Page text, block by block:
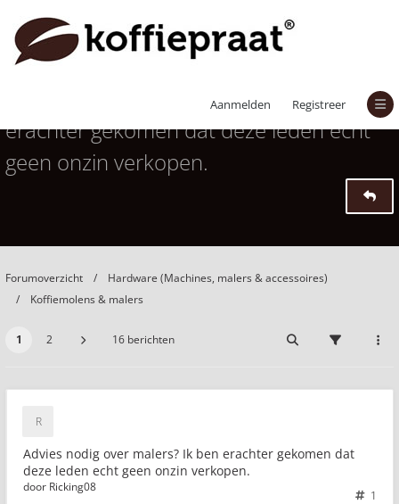
Aanmelden Registreer
Advies nodig over malers? Ik ben
erachter gekomen dat deze leden echt
geen onzin verkopen.
Forumoverzicht
Hardware (Machines, malers & accessoires)
Koffiemolens & malers
1 2 16 berichten
Advies nodig over malers? Ik ben erachter gekomen dat
deze leden echt geen onzin verkopen.
1
door Ricking08